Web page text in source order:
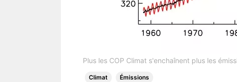
Plus les COP Climat s'enchaînent plus les
Climat Émissions